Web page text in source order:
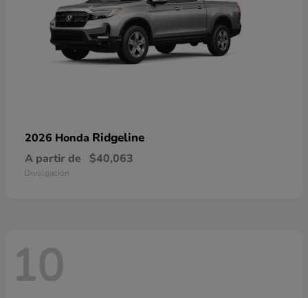
2026 Honda Ridgeline
A partir de $40,063
Divulgación
10